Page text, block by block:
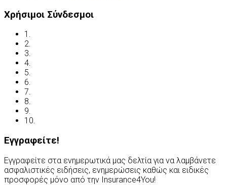
Χρήσιμοι Σύνδεσμοι
1.
2.
3.
4.
5.
6.
7.
8.
9.
10.
Εγγραφείτε!
Εγγραφείτε στα ενημερωτικά μας δελτία για να λαμβάνετε
ασφαλιστικές ειδήσεις, ενημερώσεις καθώς και ειδικές
προσφορές μόνο από την Insurance4You!